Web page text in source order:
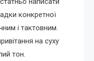
конкретної
і тактовним.
на суху
тон.